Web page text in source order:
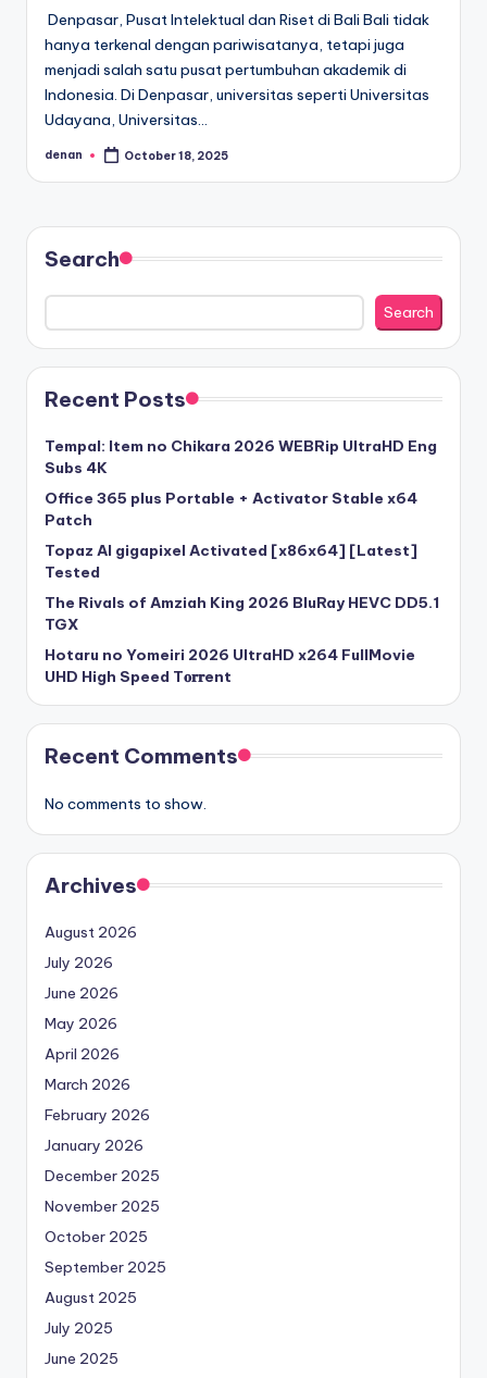
Denpasar, Pusat Intelektual dan Riset di Bali Bali tidak
hanya terkenal dengan pariwisatanya, tetapi juga
menjadi salah satu pusat pertumbuhan akademik di
Indonesia. Di Denpasar, universitas seperti Universitas
Udayana, Universitas…
Posted
denan October 18, 2025
Search
Search
Recent Posts
Tempal: Item no Chikara 2026 WEBRip UltraHD Eng
Subs 4K
Office 365 plus Portable + Activator Stable x64
Patch
Topaz AI gigapixel Activated [x86x64] [Latest]
Tested
The Rivals of Amziah King 2026 BluRay HEVC DD5.1
TGX
Hotaru no Yomeiri 2026 UltraHD x264 FullMovie
UHD High Speed T𝐨𝐫𝐫ent
Recent Comments
No comments to show.
Archives
August 2026
July 2026
June 2026
May 2026
April 2026
March 2026
February 2026
January 2026
December 2025
November 2025
October 2025
September 2025
August 2025
July 2025
June 2025